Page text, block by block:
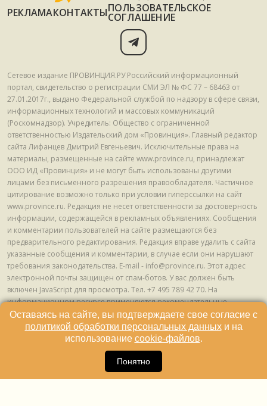
РЕКЛАМАКОНТАКТЫПОЛЬЗОВАТЕЛЬСКОЕ
СОГЛАШЕНИЕ
Сетевое издание ПРОВИНЦИЯ.РУ Российский информационный
портал, свидетельство о регистрации СМИ ЭЛ № ФС 77 – 68463 от
27.01.2017г., выдано Федеральной службой по надзору в сфере связи,
информационных технологий и массовых коммуникаций
(Роскомнадзор). Учредитель: Общество с ограниченной
ответственностью Издательский дом «Провинция». Главный редактор
сайта Лифанцев Дмитрий Евгеньевич. Исключительные права на
материалы, размещенные на сайте www.province.ru, принадлежат
ООО ИД «Провинция» и не могут быть использованы другими
лицами без письменного разрешения правообладателя. Частичное
цитирование возможно только при условии гиперссылки на сайт
www.province.ru. Редакция не несет ответственности за достоверность
информации, содержащейся в рекламных объявлениях. Сообщения
и комментарии пользователей на сайте размещаются без
предварительного редактирования. Редакция вправе удалить с сайта
указанные сообщения и комментарии, в случае если они нарушают
требования законодательства. E-mail - info@province.ru. Этот адрес
электронной почты защищен от спам-ботов. У вас должен быть
включен JavaScript для просмотра. Tел. +7 495 789 42 70. На
информационном ресурсе применяются рекомендательные
технологии (информационные технологии предоставления
информации на основе сбора, систематизации и анализа сведений,
относящихся к предпочтениям пользователей сети "Интернет",
находящихся на территории Российской Федерации) © ООО ИД
Оставаясь на сайте, вы подтверждаете свое согласие с
политикой обработки персональных данныхи на
использование cookie-файлов.
Понятно